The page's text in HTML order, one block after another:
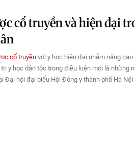
cổ truyền và hiện đại
cổ truyền với y học hiện đại nhằm nâng
trị y học dân tộc trong điều kiện mới là những
Đại hội đại biểu Hội Đông y thành phố Hà